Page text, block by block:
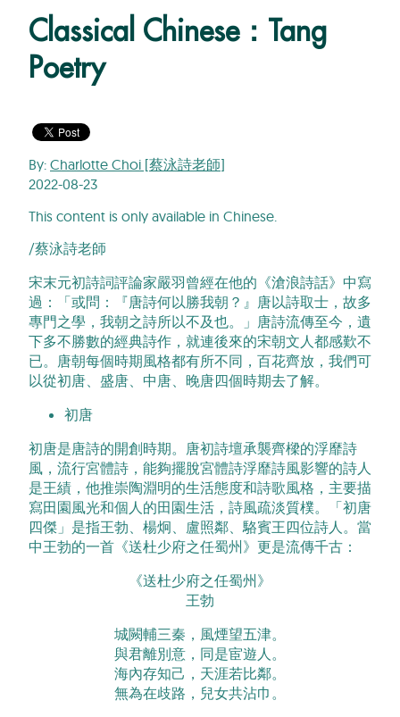
Classical Chinese：Tang
Poetry
By: Charlotte Choi [蔡泳詩老師]
2022-08-23
This content is only available in Chinese.
/蔡泳詩老師
宋末元初詩詞評論家嚴羽曾經在他的《滄浪詩話》中寫
過：「或問：『唐詩何以勝我朝？』唐以詩取士，故多
專門之學，我朝之詩所以不及也。」唐詩流傳至今，遺
下多不勝數的經典詩作，就連後來的宋朝文人都感歎不
已。唐朝每個時期風格都有所不同，百花齊放，我們可
以從初唐、盛唐、中唐、晚唐四個時期去了解。
初唐
初唐是唐詩的開創時期。唐初詩壇承襲齊樑的浮靡詩
風，流行宮體詩，能夠擺脫宮體詩浮靡詩風影響的詩人
是王績，他推崇陶淵明的生活態度和詩歌風格，主要描
寫田園風光和個人的田園生活，詩風疏淡質樸。「初唐
四傑」是指王勃、楊炯、盧照鄰、駱賓王四位詩人。當
中王勃的一首《送杜少府之任蜀州》更是流傳千古：
《送杜少府之任蜀州》
王勃
城闕輔三秦，風煙望五津。
與君離別意，同是宦遊人。
海內存知己，天涯若比鄰。
無為在歧路，兒女共沾巾。